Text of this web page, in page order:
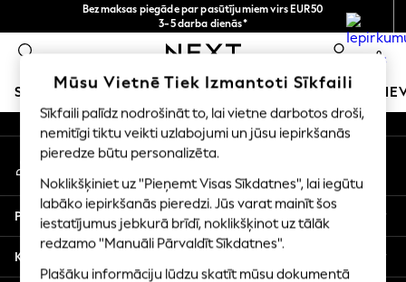
Bezmaksas piegāde par pasūtījumiem virs EUR50
3-5 darba dienās*
Tagad jūs varat
iepirkties latviešu valodā!
0
SKOLAS APĢĒRBS MEITENES ZĒNI MAZULIS
SCHOOLWEAR
All Boys Schoolwear
Shoes
Trousers
Shorts
Shirts
Polo Shirts
An error occurred on client
Mūsu sociālie tīkli
Mans konts
Pierakstieties savā kontā
Palīdzība
Konfidencialitāte un juridiskā informācija
Mūsu Vietnē Tiek Izmantoti Sīkfaili
Sīkfaili palīdz nodrošināt to, lai vietne darbotos droši,
nemitīgi tiktu veikti uzlabojumi un jūsu iepirkšanās
pieredze būtu personalizēta.
Noklikšķiniet uz "Pieņemt Visas Sīkdatnes", lai iegūtu
labāko iepirkšanās pieredzi. Jūs varat mainīt šos
iestatījumus jebkurā brīdī, noklikšķinot uz tālāk
redzamo "Manuāli Pārvaldīt Sīkdatnes".
Plašāku informāciju lūdzu skatīt mūsu dokumentā